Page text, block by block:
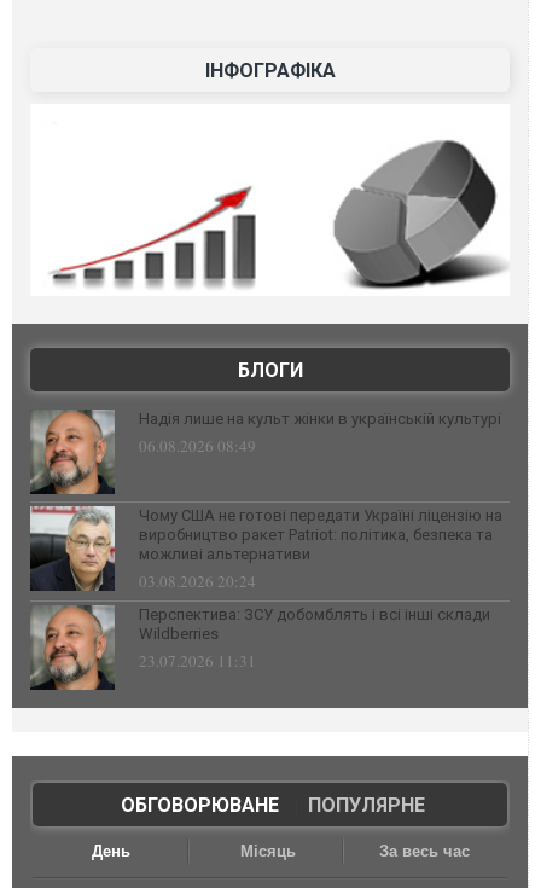
ІНФОГРАФІКА
БЛОГИ
Надія лише на культ жінки в українській культурі
06.08.2026 08:49
Чому США не готові передати Україні ліцензію на
виробництво ракет Patriot: політика, безпека та
можливі альтернативи
03.08.2026 20:24
Перспектива: ЗСУ добомблять і всі інші склади
Wildberries
23.07.2026 11:31
ОБГОВОРЮВАНЕ| ПОПУЛЯРНЕ
День Місяць За весь час